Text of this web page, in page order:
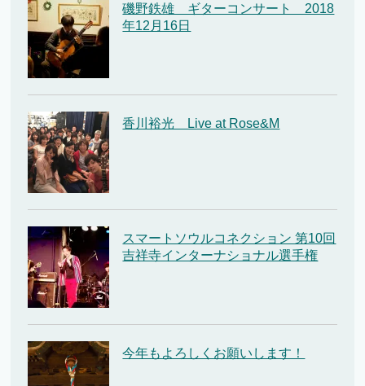
磯野鉄雄 ギターコンサート 2018
年12月16日
香川裕光 Live at Rose&M
スマートソウルコネクション 第10回
吉祥寺インターナショナル選手権
今年もよろしくお願いします！